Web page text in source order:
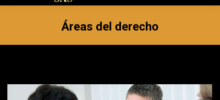
Áreas del derecho